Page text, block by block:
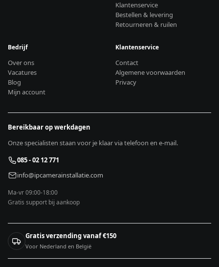
Klantenservice
Bestellen & levering
Retourneren & ruilen
Bedrijf
Over ons
Vacatures
Blog
Mijn account
Klantenservice
Contact
Algemene voorwaarden
Privacy
Bereikbaar op werkdagen
Onze specialisten staan voor je klaar via telefoon en e-mail.
085 - 02 12 771
info@ipcamerainstallatie.com
Ma-vr 09:00-18:00
Gratis support bij aankoop
Gratis verzending vanaf €150
Voor Nederland en België